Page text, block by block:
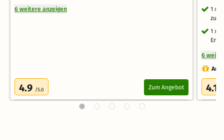
6 weitere anzeigen
4.9 /5.0 Zum Angebot
1 x
zur
1 x
6
4.1